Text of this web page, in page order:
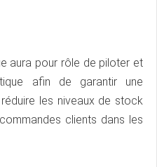
aura pour rôle de piloter et
afin de garantir une
les niveaux de stock
clients dans les